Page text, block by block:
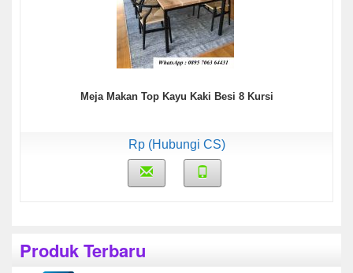
Meja Makan Top Kayu Kaki Besi 8 Kursi
Rp (Hubungi CS)
Produk Terbaru